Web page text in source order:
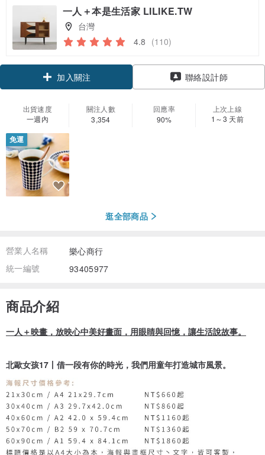
一人＋本是生活家 LILIKE.TW
台灣
4.8 (110)
加入關注 聯絡設計師
出貨速度
一週內
關注人數
3,354
回應率
90%
上次上線
1～3 天前
免運
逛全部商品
營業人名稱
樂心商行
統一編號
93405977
商品介紹
一人＋映畫，放映心中美好畫面，用眼睛與回憶，讓生活說故事。
北歐女孩17丨借一段有你的時光，我們用童年打造城市風景。